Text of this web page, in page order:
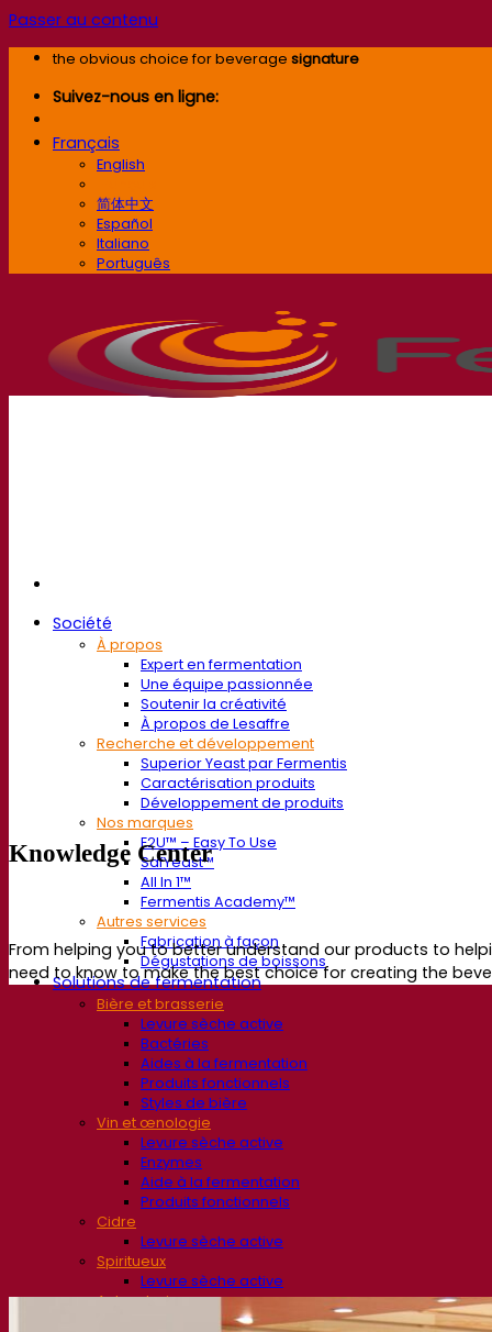
Passer au contenu
the obvious choice for beverage signature
Suivez-nous en ligne:
Français
English
简体中文
Español
Italiano
Português
Société
À propos
Expert en fermentation
Une équipe passionnée
Soutenir la créativité
À propos de Lesaffre
Recherche et développement
Superior Yeast par Fermentis
Caractérisation produits
Développement de produits
Nos marques
E2U™ – Easy To Use
SafYeast™
All In 1™
Fermentis Academy™
Autres services
Fabrication à façon
Dégustations de boissons
Solutions de fermentation
Bière et brasserie
Levure sèche active
Bactéries
Aides à la fermentation
Produits fonctionnels
Styles de bière
Vin et œnologie
Levure sèche active
Enzymes
Aide à la fermentation
Produits fonctionnels
Cidre
Levure sèche active
Spiritueux
Levure sèche active
Autres boissons
Alcool base neutre
Knowledge Center
From helping you to better understand our products to
need to know to make the best choice for creating the